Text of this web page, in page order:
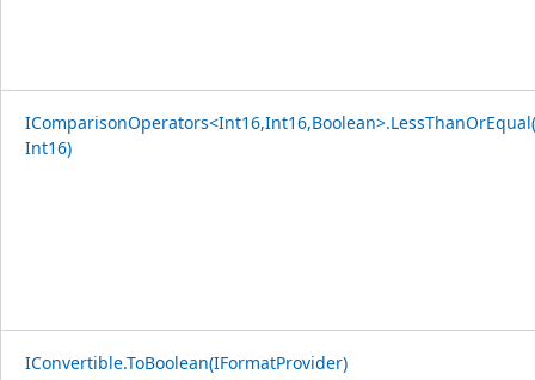
Int16)
IConvertible.ToBoolean(IFormatProvider)